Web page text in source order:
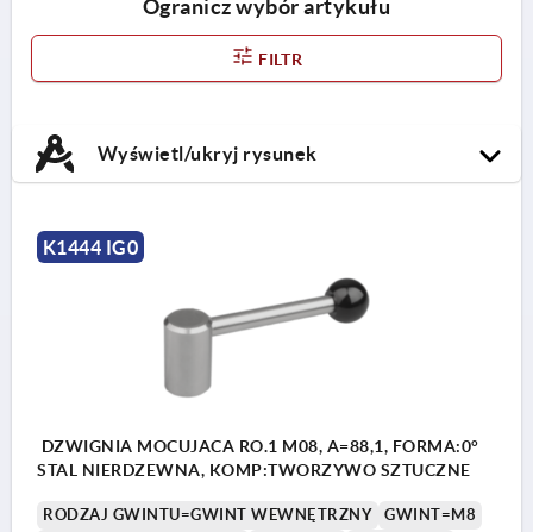
Ogranicz wybór artykułu
FILTR
Wyświetl/ukryj rysunek
K1444 IG0
DZWIGNIA MOCUJACA RO.1 M08, A=88,1, FORMA:0°
STAL NIERDZEWNA, KOMP:TWORZYWO SZTUCZNE
RODZAJ GWINTU=GWINT WEWNĘTRZNY
GWINT=M8